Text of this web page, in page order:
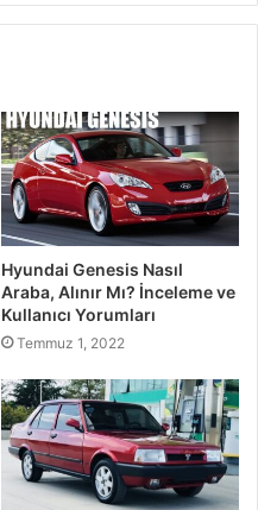
Hyundai Genesis Nasıl
Araba, Alınır Mı? İnceleme ve
Kullanıcı Yorumları
Temmuz 1, 2022